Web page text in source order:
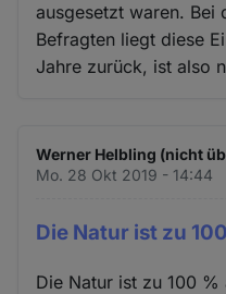
ausgesetzt waren. Bei
Befragten liegt diese
Jahre zurück, ist also
Werner Helbling (nicht
Mo. 28 Okt 2019 - 14:44
Die Natur ist zu
Die Natur ist zu 100